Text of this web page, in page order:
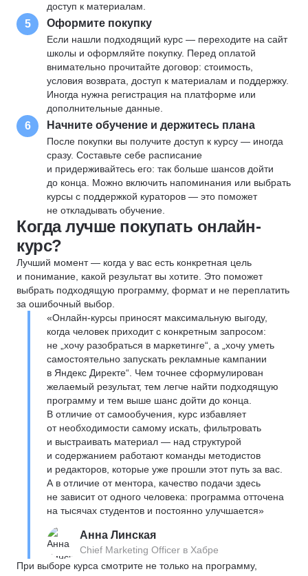
доступ к материалам.
5 Оформите покупку
Если нашли подходящий курс — переходите на сайт
школы и оформляйте покупку. Перед оплатой
внимательно прочитайте договор: стоимость,
условия возврата, доступ к материалам и поддержку.
Иногда нужна регистрация на платформе или
дополнительные данные.
6 Начните обучение и держитесь плана
После покупки вы получите доступ к курсу — иногда
сразу. Составьте себе расписание
и придерживайтесь его: так больше шансов дойти
до конца. Можно включить напоминания или выбрать
курсы с поддержкой кураторов — это поможет
не откладывать обучение.
Когда лучше покупать онлайн-
курс?
Лучший момент — когда у вас есть конкретная цель
и понимание, какой результат вы хотите. Это поможет
выбрать подходящую программу, формат и не переплатить
за ошибочный выбор.
«Онлайн-курсы приносят максимальную выгоду,
когда человек приходит с конкретным запросом:
не „хочу разобраться в маркетинге“, а „хочу уметь
самостоятельно запускать рекламные кампании
в Яндекс Директе“. Чем точнее сформулирован
желаемый результат, тем легче найти подходящую
программу и тем выше шанс дойти до конца.
В отличие от самообучения, курс избавляет
от необходимости самому искать, фильтровать
и выстраивать материал — над структурой
и содержанием работают команды методистов
и редакторов, которые уже прошли этот путь за вас.
А в отличие от ментора, качество подачи здесь
не зависит от одного человека: программа отточена
на тысячах студентов и постоянно улучшается»
Анна Линская
Chief Marketing Officer в Хабре
При выборе курса смотрите не только на программу,